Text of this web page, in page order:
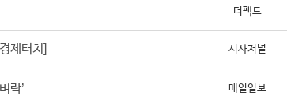
더팩트
제터치] 시사저널
락’ 매일일보